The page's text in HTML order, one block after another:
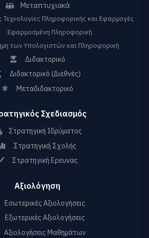
Μεταπτυχιακά
Τεχνολογίες Πληροφορικής και Εφαρμογές
Εφαρμοσμένη Πληροφορική
των Υπολογιστών και Πληροφορική
Διδακτορικό
Διδακτορικό (Διεθνές)
Μεταδιδακτορικό
Σχεδιασμός
Στρατηγική Ιδρύματος
Στρατηγική Σχολής
Στρατηγική Ερευνας
Αξιολόγηση
Εσωτερικές Αξιολογήσεις
Εξωτερικές Αξιολογήσεις
Αξιολογήσεις Μαθημάτων